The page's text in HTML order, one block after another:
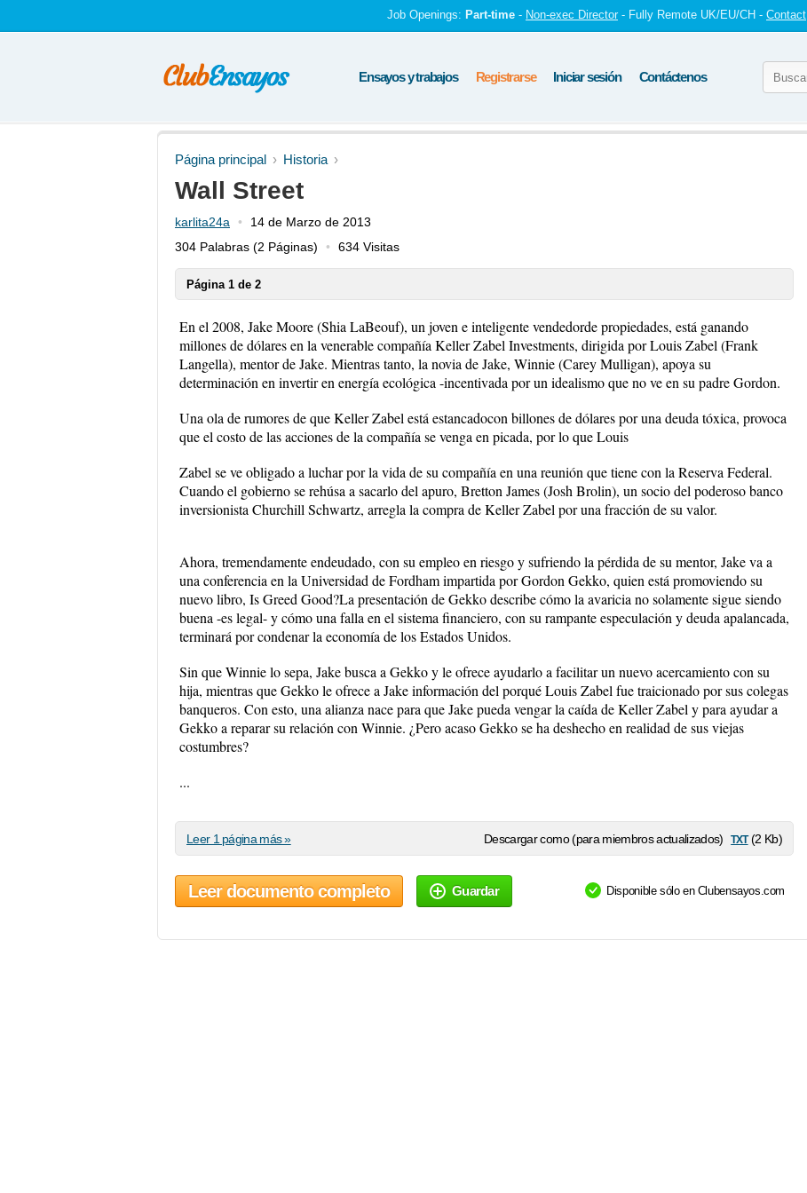
Job Openings: Part-time - Non-exec Director - Fully Remote UK/EU/CH - Contact
Ensayos y trabajos Registrarse Iniciar sesión Contáctenos
Página principal Historia
Wall Street
karlita24a
14 de Marzo de 2013
304 Palabras (2 Páginas) 634 Visitas
Página 1 de 2
En el 2008, Jake Moore (Shia LaBeouf), un joven e inteligente vendedorde propiedades, está ganando
millones de dólares en la venerable compañía Keller Zabel Investments, dirigida por Louis Zabel (Frank
Langella), mentor de Jake. Mientras tanto, la novia de Jake, Winnie (Carey Mulligan), apoya su
determinación en invertir en energía ecológica -incentivada por un idealismo que no ve en su padre Gordon.
Una ola de rumores de que Keller Zabel está estancadocon billones de dólares por una deuda tóxica, provoca
que el costo de las acciones de la compañía se venga en picada, por lo que Louis
Zabel se ve obligado a luchar por la vida de su compañía en una reunión que tiene con la Reserva Federal.
Cuando el gobierno se rehúsa a sacarlo del apuro, Bretton James (Josh Brolin), un socio del poderoso banco
inversionista Churchill Schwartz, arregla la compra de Keller Zabel por una fracción de su valor.
Ahora, tremendamente endeudado, con su empleo en riesgo y sufriendo la pérdida de su mentor, Jake va a
una conferencia en la Universidad de Fordham impartida por Gordon Gekko, quien está promoviendo su
nuevo libro, Is Greed Good?La presentación de Gekko describe cómo la avaricia no solamente sigue siendo
buena -es legal- y cómo una falla en el sistema financiero, con su rampante especulación y deuda apalancada,
terminará por condenar la economía de los Estados Unidos.
Sin que Winnie lo sepa, Jake busca a Gekko y le ofrece ayudarlo a facilitar un nuevo acercamiento con su
hija, mientras que Gekko le ofrece a Jake información del porqué Louis Zabel fue traicionado por sus colegas
banqueros. Con esto, una alianza nace para que Jake pueda vengar la caída de Keller Zabel y para ayudar a
Gekko a reparar su relación con Winnie. ¿Pero acaso Gekko se ha deshecho en realidad de sus viejas
costumbres?
...
Descargar como (para miembros actualizados) txt(2 Kb)
Leer 1 página más »
Leer documento completo Guardar Disponible sólo en Clubensayos.com